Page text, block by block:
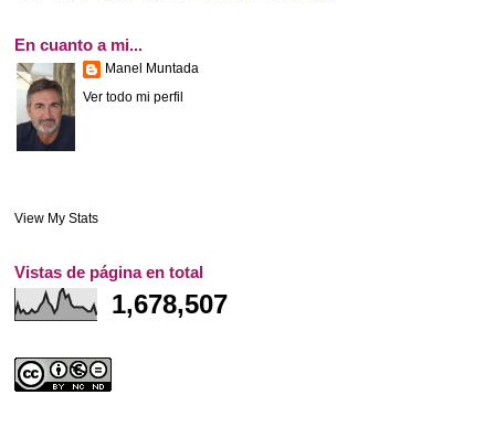
En cuanto a mi...
Manel Muntada
Ver todo mi perfil
View My Stats
Vistas de página en total
1,678,507